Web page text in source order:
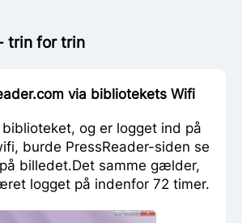
trin for trin
via bibliotekets Wifi
og er logget ind på
burde PressReader-siden se
billedet.Det samme gælder,
logget på indenfor 72 timer.